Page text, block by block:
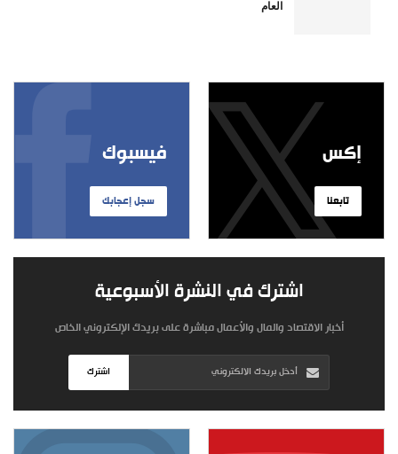
العام
فيسبوك
سجل إعجابك
إكس
تابعنا
اشترك في النشرة الأسبوعية
أخبار الاقتصاد والمال والأعمال مباشرة على بريدك الإلكتروني الخاص
اشترك